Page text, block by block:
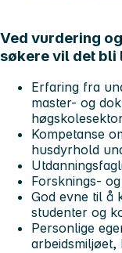
Ved vurdering
søkere vil det bli
Erfaring fra
master- og
Kompetanse
husdyrhold
Forsknings-
God evne til å
studenter og
Personlige
arbeidsmiljøet,